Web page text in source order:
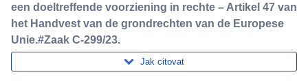
een doeltreffende voorziening in rechte – Artikel 47 van
het Handvest van de grondrechten van de Europese
Unie.#Zaak C-299/23.
Jak citovat